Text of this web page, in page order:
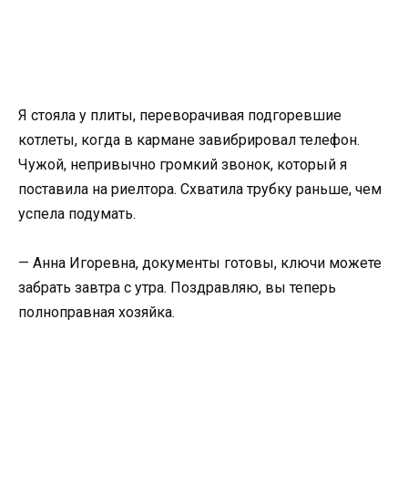
Я стояла у плиты, переворачивая подгоревшие
котлеты, когда в кармане завибрировал телефон.
Чужой, непривычно громкий звонок, который я
поставила на риелтора. Схватила трубку раньше, чем
успела подумать.
— Анна Игоревна, документы готовы, ключи можете
забрать завтра с утра. Поздравляю, вы теперь
полноправная хозяйка.